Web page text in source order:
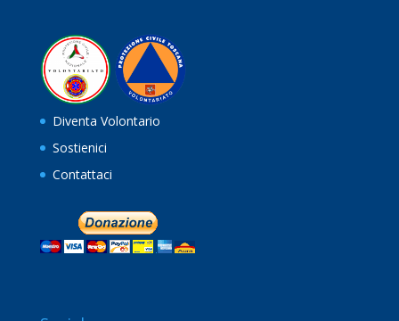
Diventa Volontario
Sostienici
Contattaci